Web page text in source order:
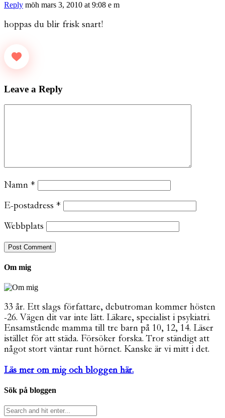
Reply möh mars 3, 2010 at 9:08 e m
hoppas du blir frisk snart!
Leave a Reply
Namn *
E-postadress *
Webbplats
Om mig
33 år. Ett slags författare, debutroman kommer hösten
-26. Vägen dit var inte lätt. Läkare, specialist i psykiatri.
Ensamstående mamma till tre barn på 10, 12, 14. Läser
istället för att städa. Försöker forska. Tror ständigt att
något stort väntar runt hörnet. Kanske är vi mitt i det.
Läs mer om mig och bloggen här.
Sök på bloggen